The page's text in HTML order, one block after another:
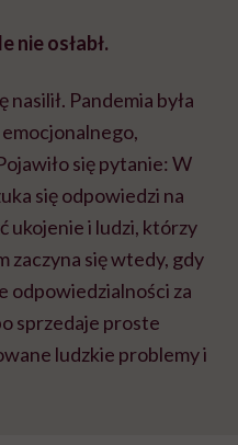
nie osłabł.
Pandemia była
się pytanie: W
się odpowiedzi na
ukojenie i ludzi, którzy
zaczyna się wtedy, gdy
odpowiedzialności za
sprzedaje proste
ludzkie problemy i